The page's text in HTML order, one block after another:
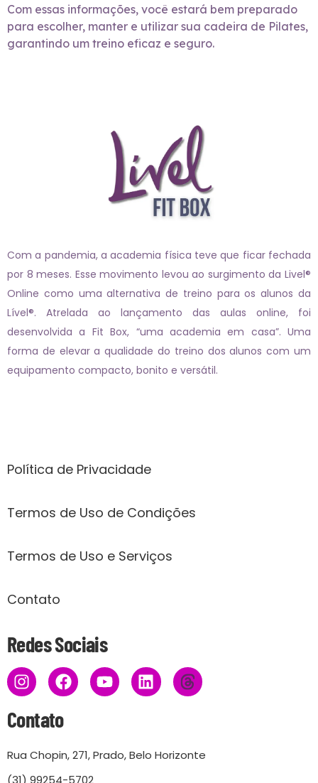
Com essas informações, você estará bem preparado
para escolher, manter e utilizar sua cadeira de Pilates,
garantindo um treino eficaz e seguro.
Com a pandemia, a academia física teve que ficar fechada
por 8 meses. Esse movimento levou ao surgimento da Livel®
Online como uma alternativa de treino para os alunos da
Lível®. Atrelada ao lançamento das aulas online, foi
desenvolvida a Fit Box, “uma academia em casa”. Uma
forma de elevar a qualidade do treino dos alunos com um
equipamento compacto, bonito e versátil.
Política de Privacidade
Termos de Uso de Condições
Termos de Uso e Serviços
Contato
Redes Sociais
Contato
Rua Chopin, 271, Prado, Belo Horizonte
(31) 99254-5702